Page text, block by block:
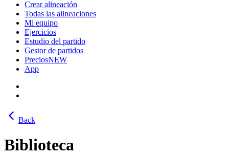
Crear alineación
Todas las alineaciones
Mi equipo
Ejercicios
Estudio del partido
Gestor de partidos
PreciosNEW
App
Back
Biblioteca